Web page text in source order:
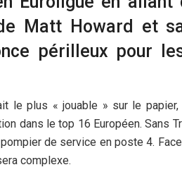
Matt Howard et
périlleux pour
le plus « jouable » sur le papier,
dans le top 16 Européen. Sans
de service en poste 4.
complexe.